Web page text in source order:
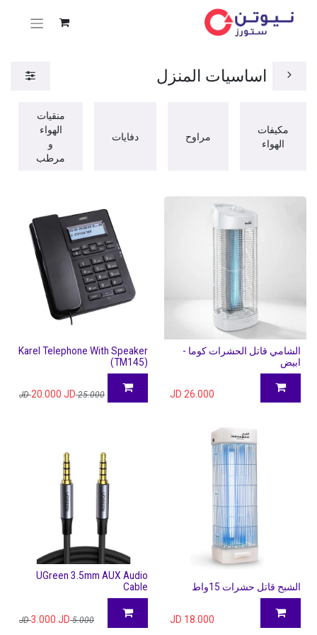
اساسيات المنزل
مكيفات
الهواء
مراوح دفايات
منقيات
الهواء
و
مرطب
الشامي قاتل الحشرات كوما -
ابيض
26.000
Karel Telephone With Speaker
(TM145)
25.000
JD
20.000 JD
الشبح قاتل حشرات 15واط
18.000
UGreen 3.5mm AUX Audio
Cable
5.000
JD
3.000 JD